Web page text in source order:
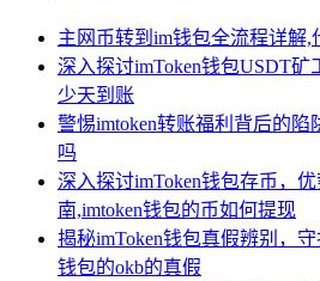
主网币转到im钱包全流程详解,
深入探讨imToken钱包USDT矿
少天到账
警惕imtoken转账福利背后的陷
吗
深入探讨imToken钱包存币，
南,imtoken钱包的币如何提现
揭秘imToken钱包真假辨别，
钱包的okb的真假